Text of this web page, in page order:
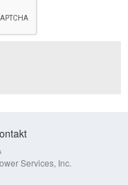
Services, Inc.